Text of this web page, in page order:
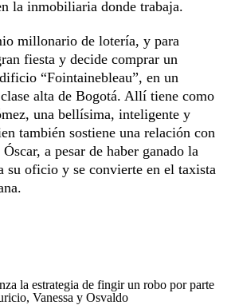
la inmobiliaria donde trabaja.
millonario de lotería, y para
fiesta y decide comprar un
“Fointainebleau”, en un
alta de Bogotá. Allí tiene como
una bellísima, inteligente y
también sostiene una relación con
a pesar de haber ganado la
su oficio y se convierte en el taxista
la estrategia de fingir un robo por parte
Vanessa y Osvaldo